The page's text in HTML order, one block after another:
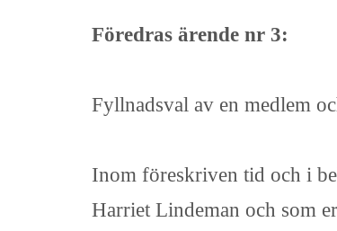
Föredras ärende nr 3:
Fyllnadsval av en medlem
Inom föreskriven tid och i
Harriet Lindeman och som